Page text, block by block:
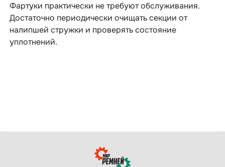
Фартуки практически не требуют обслуживания.
Достаточно периодически очищать секции от
налипшей стружки и проверять состояние
уплотнений.